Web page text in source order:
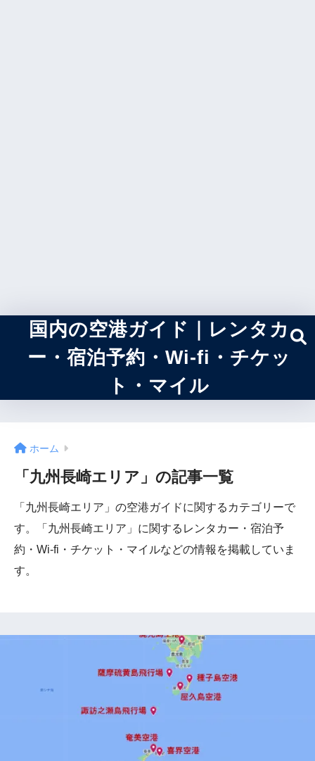
国内の空港ガイド｜レンタカ
ー・宿泊予約・Wi-fi・チケッ
ト・マイル
ホーム
「九州長崎エリア」の記事一覧
「九州長崎エリア」の空港ガイドに関するカテゴリーで
す。「九州長崎エリア」に関するレンタカー・宿泊予
約・Wi-fi・チケット・マイルなどの情報を掲載していま
す。